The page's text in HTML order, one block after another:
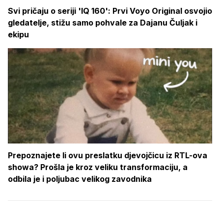
Svi pričaju o seriji 'IQ 160': Prvi Voyo Original osvojio
gledatelje, stižu samo pohvale za Dajanu Čuljak i
ekipu
Prepoznajete li ovu preslatku djevojčicu iz RTL-ova
showa? Prošla je kroz veliku transformaciju, a
odbila je i poljubac velikog zavodnika